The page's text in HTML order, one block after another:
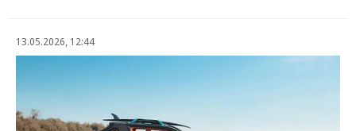
13.05.2026, 12:44